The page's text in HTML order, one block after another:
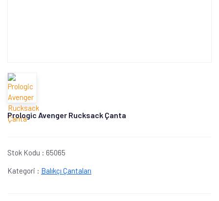
Prologic Avenger Rucksack Çanta
Stok Kodu : 65065
Kategori : Balıkçı Çantaları